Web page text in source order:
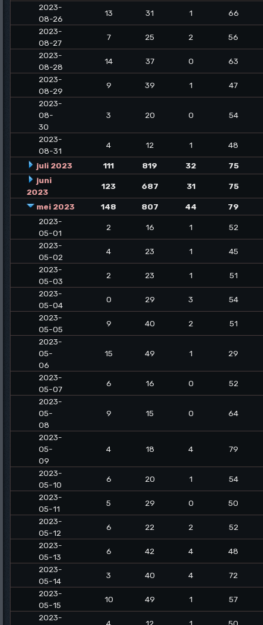
2023-
08-26
13 31 1
66
2023-
08-27
7 25 2
56
2023-
08-28
14 37 0
63
2023-
08-29
9 39 1
47
2023-
08-
30
3 20 0 54
2023-
08-31
4 12 1 48
juli 2023 111 819 32
75
juni
2023
123 687 31 75
mei 2023 148 807 44
79
2023-
05-01
2 16 1
52
2023-
05-02
4 23 1
45
2023-
05-03
2 23 1
51
2023-
05-04
0 29 3
54
2023-
05-05
9 40 2
51
2023-
05-
06
15 49 1 29
2023-
05-07
6 16 0
52
2023-
05-
08
9 15 0 64
2023-
05-
09
4 18 4 79
2023-
05-10
6 20 1
54
2023-
05-11
5 29 0
50
2023-
05-12
6 22 2
52
2023-
05-13
6 42 4
48
2023-
05-14
3 40 4
72
2023-
05-15
10 49 1
57
2023-